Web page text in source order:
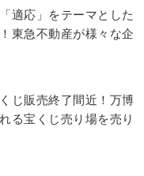
適応」をテーマとした
東急不動産が様々な企
じ販売終了間近！万博
る宝くじ売り場を売り